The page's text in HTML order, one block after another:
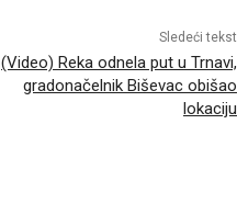
Sledeći tekst
(Video) Reka odnela put u Trnavi,
gradonačelnik Biševac obišao
lokaciju